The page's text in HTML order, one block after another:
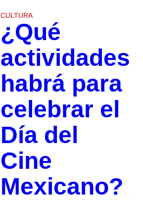
CULTURA
¿Qué
actividades
habrá para
celebrar el
Día del
Cine
Mexicano?